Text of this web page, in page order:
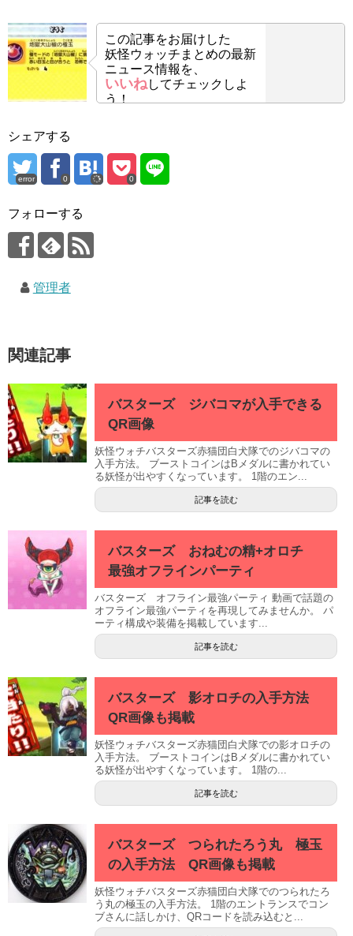
この記事をお届けした
妖怪ウォッチまとめの最新
ニュース情報を、
いいねしてチェックしよ
う！
シェアする
error 0 0
フォローする
管理者
関連記事
バスターズ ジバコマが入手できる
QR画像
妖怪ウォチバスターズ赤猫団白犬隊でのジバコマの
入手方法。 ブーストコインはBメダルに書かれてい
る妖怪が出やすくなっています。 1階のエン...
記事を読む
バスターズ おねむの精+オロチ
最強オフラインパーティ
バスターズ オフライン最強パーティ 動画で話題の
オフライン最強パーティを再現してみませんか。 パ
ーティ構成や装備を掲載しています...
記事を読む
バスターズ 影オロチの入手方法
QR画像も掲載
妖怪ウォチバスターズ赤猫団白犬隊での影オロチの
入手方法。 ブーストコインはBメダルに書かれてい
る妖怪が出やすくなっています。 1階の...
記事を読む
バスターズ つられたろう丸 極玉
の入手方法 QR画像も掲載
妖怪ウォチバスターズ赤猫団白犬隊でのつられたろ
う丸の極玉の入手方法。 1階のエントランスでコン
ブさんに話しかけ、QRコードを読み込むと...